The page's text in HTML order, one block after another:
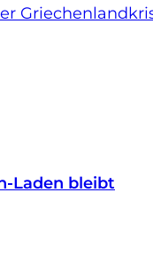
Laden bleibt